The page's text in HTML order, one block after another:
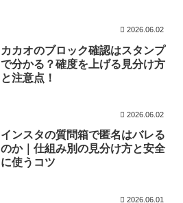
2026.06.02
カカオのブロック確認はスタンプ
で分かる？確度を上げる見分け方
と注意点！
2026.06.02
インスタの質問箱で匿名はバレる
のか｜仕組み別の見分け方と安全
に使うコツ
2026.06.01